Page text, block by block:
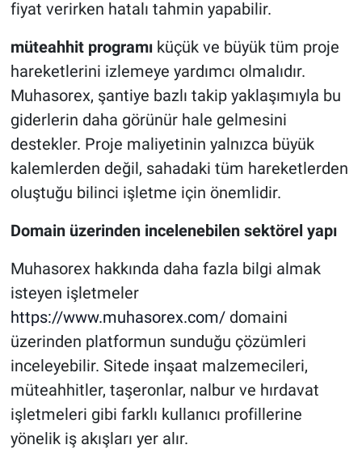
fiyat verirken hatalı tahmin yapabilir.
müteahhit programıküçük ve büyük tüm proje
hareketlerini izlemeye yardımcı olmalıdır.
Muhasorex, şantiye bazlı takip yaklaşımıyla bu
giderlerin daha görünür hale gelmesini
destekler. Proje maliyetinin yalnızca büyük
kalemlerden değil, sahadaki tüm hareketlerden
oluştuğu bilinci işletme için önemlidir.
Domain üzerinden incelenebilen sektörel yapı
Muhasorex hakkında daha fazla bilgi almak
isteyen işletmeler
https://www.muhasorex.com/domaini
üzerinden platformun sunduğu çözümleri
inceleyebilir. Sitede inşaat malzemecileri,
müteahhitler, taşeronlar, nalbur ve hırdavat
işletmeleri gibi farklı kullanıcı profillerine
yönelik iş akışları yer alır.